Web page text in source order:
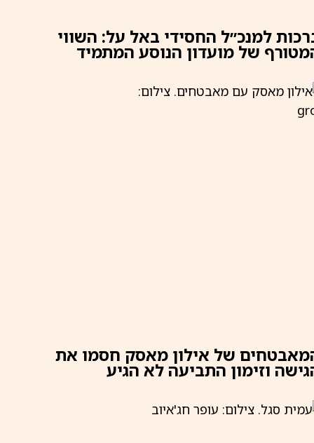
למנכ״ל החסידי באל על: השווי
של מועדון הנוסע המתמיד
של אילון מאסק חסמו את
וזימון התביעה לא הגיע